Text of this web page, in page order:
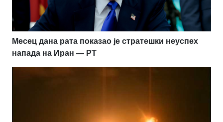
Месец дана рата показао је стратешки неуспех
напада на Иран — РТ